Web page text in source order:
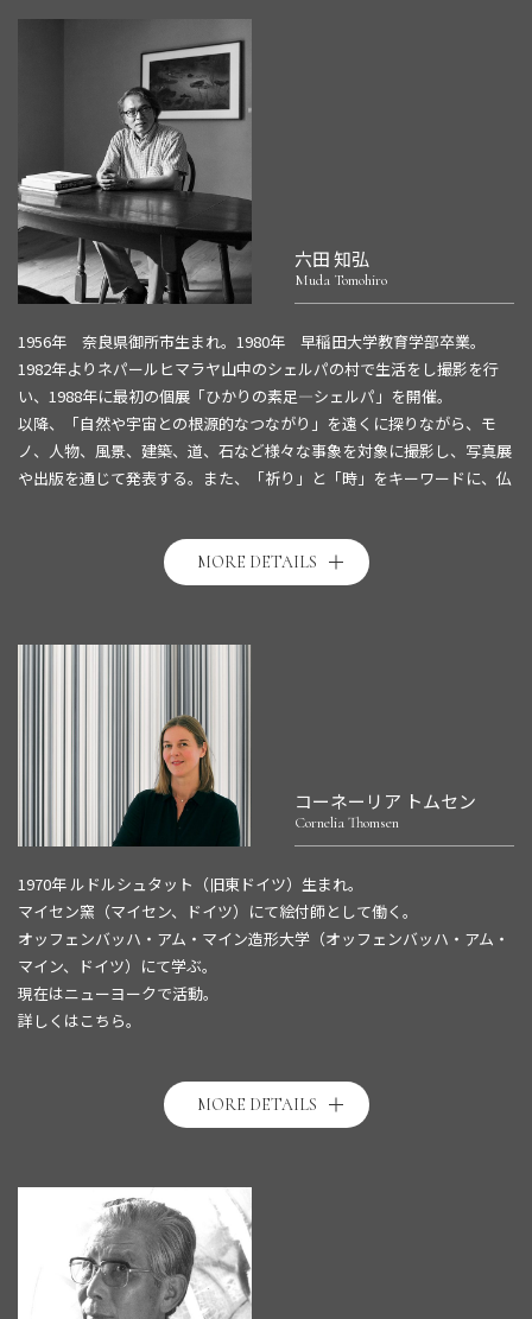
Website:
https://www.shiorihorie.com/
六田 知弘
Muda Tomohiro
1956年 奈良県御所市生まれ。1980年 早稲田大学教育学部卒業。
1982年よりネパールヒマラヤ山中のシェルパの村で生活をし撮影を行
い、1988年に最初の個展「ひかりの素足―シェルパ」を開催。
以降、「自然や宇宙との根源的なつながり」を遠くに探りながら、モ
ノ、人物、風景、建築、道、石など様々な事象を対象に撮影し、写真展
や出版を通じて発表する。また、「祈り」と「時」をキーワードに、仏
2007年、国立西洋美術館としては初めての写真展「祈りの中世 ロマネ
国三大石窟のひとつ「雲岡石窟」の全容を撮影。2009年より写真展「サ
写真展「時のイコンー東日本大震災の記憶」を国内外で巡回。2014年
大阪市立東洋陶磁美術館で「蓮 清らかな東洋のやきもの―×写真家・
六田知弘の眼」を開催。2014年より2016年まで加島美術（東京）にて
「水の貌MIZU NO BO」「地/空ノ貌CHI・KU NO BO」「火/風ノ貌」を
連続開催。2017年 大阪と奈良県御所市で「宇宙のかけら 御所–GOSE」
そのほか国内外の美術館、ギャラリー等での写真展多数。
詳しくはこちら。
MORE DETAILS
コーネーリア トムセン
Cornelia Thomsen
1970年 ルドルシュタット（旧東ドイツ）生まれ。
マイセン窯（マイセン、ドイツ）にて絵付師として働く。
オッフェンバッハ・アム・マイン造形大学（オッフェンバッハ・アム・
マイン、ドイツ）にて学ぶ。
現在はニューヨークで活動。
詳しくはこちら。
MORE DETAILS